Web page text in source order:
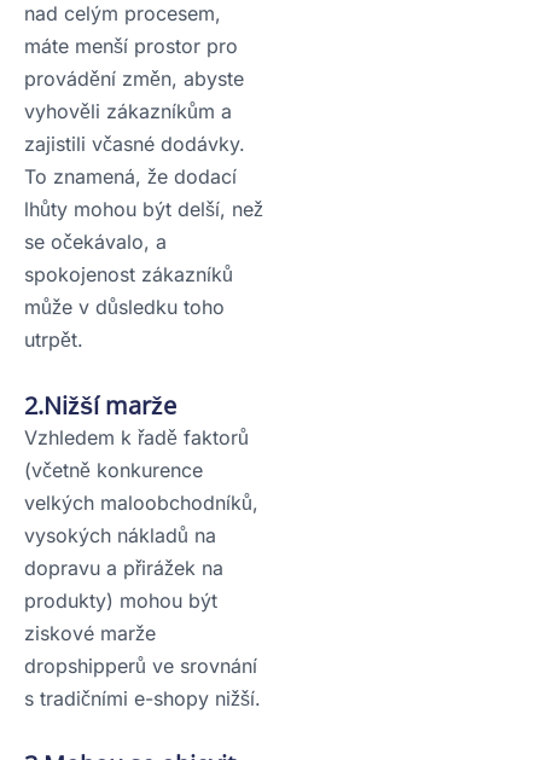
nad celým procesem,
máte menší prostor pro
provádění změn, abyste
vyhověli zákazníkům a
zajistili včasné dodávky.
To znamená, že dodací
lhůty mohou být delší, než
se očekávalo, a
spokojenost zákazníků
může v důsledku toho
utrpět.
2.Nižší marže
Vzhledem k řadě faktorů
(včetně konkurence
velkých maloobchodníků,
vysokých nákladů na
dopravu a přirážek na
produkty) mohou být
ziskové marže
dropshipperů ve srovnání
s tradičními e-shopy nižší.